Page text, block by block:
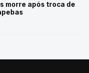
morre após troca de